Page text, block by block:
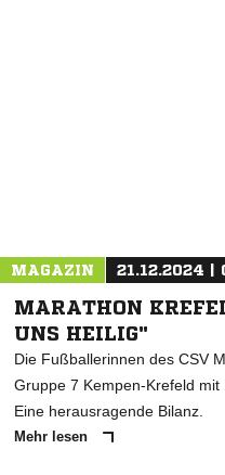
MAGAZIN 21.12.2024 |
MARATHON
UNS HEILIG"
Die Fußballerinnen des CSV
Gruppe 7 Kempen-Krefeld
Eine herausragende Bilanz.
Mehr lesen